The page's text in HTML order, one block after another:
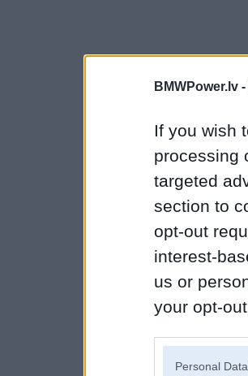
BMWPower.lv -
If you wish
processing
targeted
section to
opt-out
interest-
us or
your opt-
Personal